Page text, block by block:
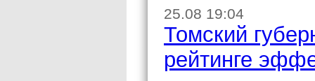
25.08 19:04
Томский
рейтинге